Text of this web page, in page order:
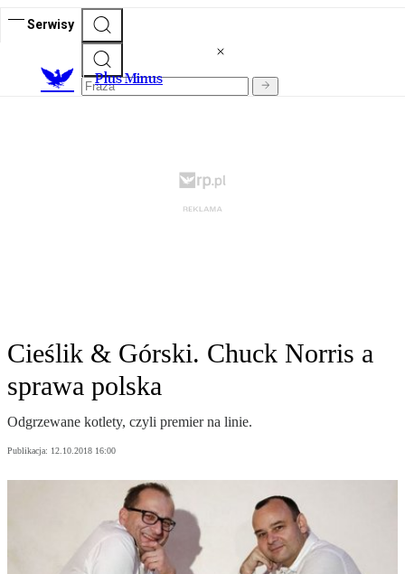
Serwisy
Plus Minus
Cieślik & Górski. Chuck Norris a
sprawa polska
Odgrzewane kotlety, czyli premier na linie.
Publikacja: 12.10.2018 16:00